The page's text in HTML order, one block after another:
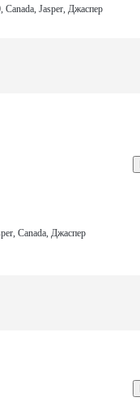
Canada, Jasper, Джаспер
Canada, Джаспер